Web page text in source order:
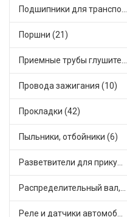
Подшипники для транспорта (43)
Поршни (21)
Приемные трубы глушителя (5)
Провода зажигания (10)
Прокладки (42)
Пыльники, отбойники (6)
Разветвители для прикуривателя (3)
Распределительный вал, шестерни распределительного (7)
Реле и датчики автомобильные (82)